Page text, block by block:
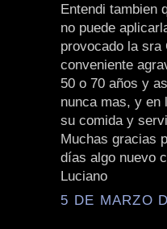
Entendi tambien
no puede
provocado la
conveniente
50 o 70 años y
nunca mas, y en
su comida y
Muchas gracias
días algo nuevo
Luciano
5 DE MARZO